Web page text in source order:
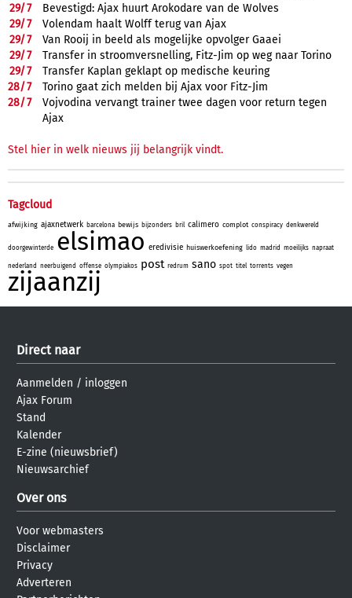
29/7
Bevestigd: Ajax huurt Arokodare van de Wolves
29/7
Volendam haalt Wolff terug van Ajax
29/7
Van Rooij in beeld als mogelijke opvolger Gaaei
29/7
Transfer in stroomversnelling, Fitz-Jim op weg naar Torino
29/7
Transfer Kaplan geklapt op medische keuring
28/7
Torino gaat zich melden bij Ajax voor Fitz-Jim
28/7
Vojvodina vervangt trainer twee dagen voor return tegen
Ajax
Stel hier in welk nieuws jij belangrijk vindt.
Tagcloud
afwijking ajaxnetwerk barcelona bewijs bijzonders bril calimero complot conspiracy denkwereld
doorgewinterde elsimao eredivisie huiswerkoefening lido madrid moeilijks napraat
nederland neerbuigend offense olympiakos post redrum sano spot titel torrents vegen
zijaanzij
Direct naar
Aanmelden / inloggen
Ajax Forum
Stand
Kalender
E-zine (nieuwsbrief)
Nieuwsarchief
Over ons
Voor webmasters
Disclaimer
Privacy
Adverteren